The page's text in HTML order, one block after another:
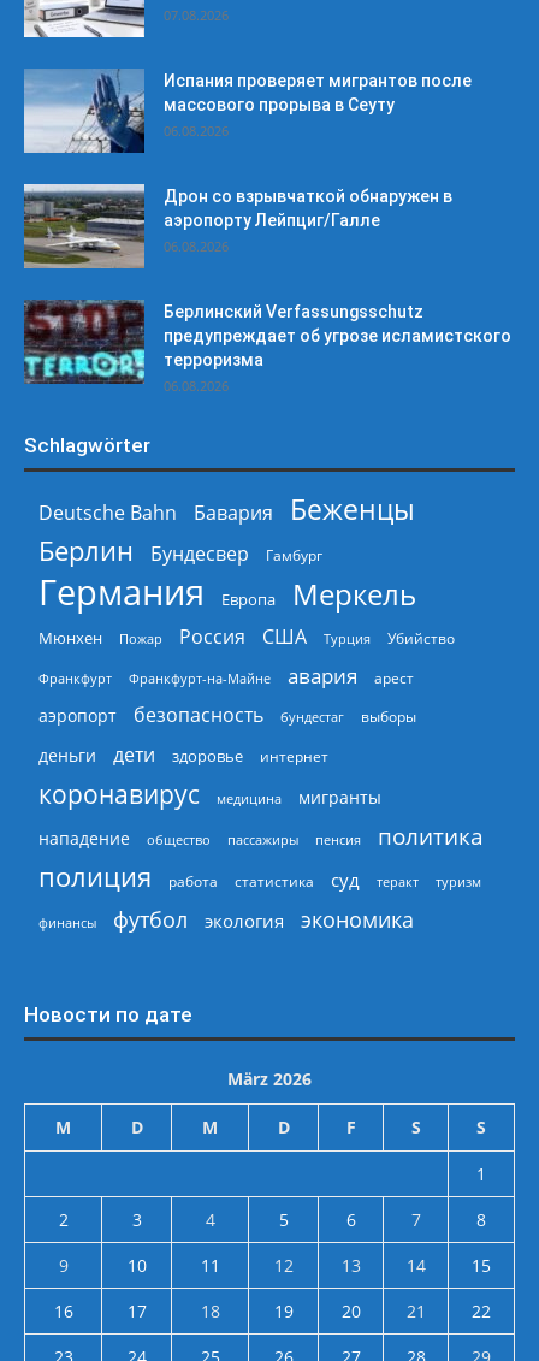
07.08.2026
Испания проверяет мигрантов после
массового прорыва в Сеуту
06.08.2026
Дрон со взрывчаткой обнаружен в
аэропорту Лейпциг/Галле
06.08.2026
Берлинский Verfassungsschutz
предупреждает об угрозе исламистского
терроризма
06.08.2026
Schlagwörter
Deutsche Bahn Бавария
Беженцы
Берлин
Бундесвер Гамбург
Германия Европа Меркель
Мюнхен Пожар Россия США Турция Убийство
Франкфурт Франкфурт-на-Майне авария арест
аэропорт безопасность бундестаг выборы
деньги дети здоровье интернет
коронавирус медицина
мигранты
нападение
общество пассажиры пенсия политика
полиция работа статистика суд теракт туризм
финансы футбол экология экономика
Новости по дате
März 2026
M D M D F S S
1
2
3 4 5 6 7
8
9
10 11 12 13 14
15
16
17 18 19 20 21
22